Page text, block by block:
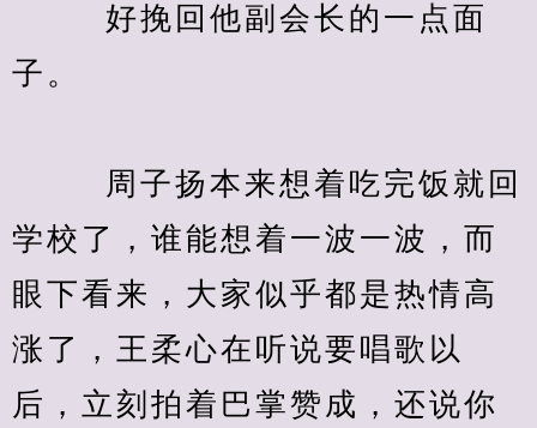
好挽回他副会长的一点面
子。
周子扬本来想着吃完饭就回
学校了，谁能想着一波一波，而
眼下看来，大家似乎都是热情高
涨了，王柔心在听说要唱歌以
后，立刻拍着巴掌赞成，还说你